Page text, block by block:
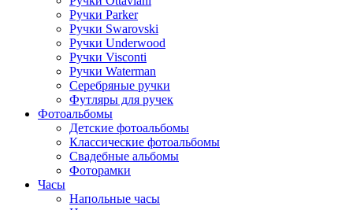
Ручки Parker
Ручки Swarovski
Ручки Underwood
Ручки Visconti
Ручки Waterman
Серебряные ручки
Футляры для ручек
Фотоальбомы
Детские фотоальбомы
Классические фотоальбомы
Свадебные альбомы
Фоторамки
Часы
Напольные часы